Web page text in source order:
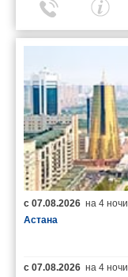
с 07.08.2026 на 4 ночи
Астана
с 07.08.2026 на 4 ночи